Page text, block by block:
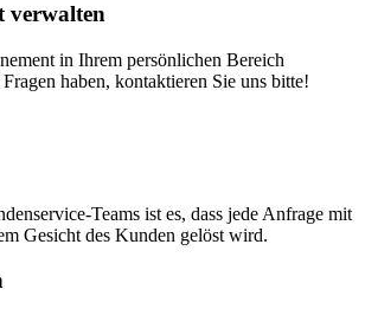
verwalten
in Ihrem persönlichen Bereich
haben, kontaktieren Sie uns bitte!
Teams ist es, dass jede Anfrage mit
Gesicht des Kunden gelöst wird.